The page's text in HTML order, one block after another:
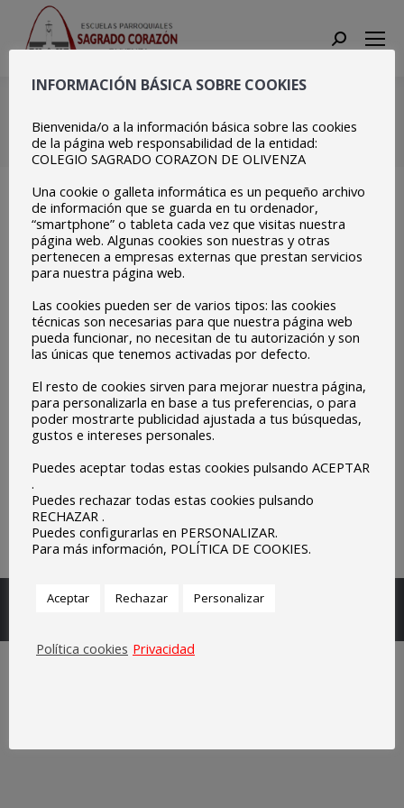
Search:
Estás aquí:
Inicio
179440296_3821811711249738_6766886511995351184_n
Escuelas Parroquiales Sagrado Corazón de Olivenza.
INFORMACIÓN BÁSICA SOBRE COOKIES
Bienvenida/o a la información básica sobre las cookies
de la página web responsabilidad de la entidad:
COLEGIO SAGRADO CORAZON DE OLIVENZA
Una cookie o galleta informática es un pequeño archivo
de información que se guarda en tu ordenador,
“smartphone” o tableta cada vez que visitas nuestra
página web. Algunas cookies son nuestras y otras
pertenecen a empresas externas que prestan servicios
para nuestra página web.
Las cookies pueden ser de varios tipos: las cookies
técnicas son necesarias para que nuestra página web
pueda funcionar, no necesitan de tu autorización y son
las únicas que tenemos activadas por defecto.
El resto de cookies sirven para mejorar nuestra página,
para personalizarla en base a tus preferencias, o para
poder mostrarte publicidad ajustada a tus búsquedas,
gustos e intereses personales.
Puedes aceptar todas estas cookies pulsando ACEPTAR
.
Puedes rechazar todas estas cookies pulsando
RECHAZAR .
Puedes configurarlas en PERSONALIZAR.
Para más información, POLÍTICA DE COOKIES.
Aceptar Rechazar Personalizar
Política cookies Privacidad